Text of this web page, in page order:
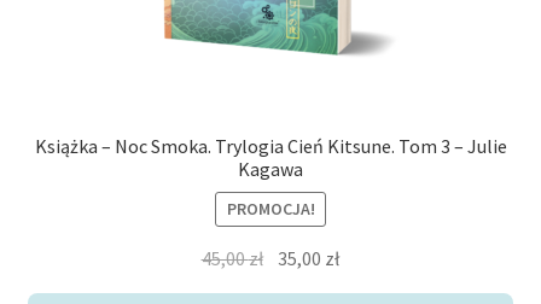
Książka – Noc Smoka. Trylogia Cień Kitsune. Tom 3 – Julie
Kagawa
PROMOCJA!
45,00zł Pierwotna
cena
35,00 złAktualna
cena